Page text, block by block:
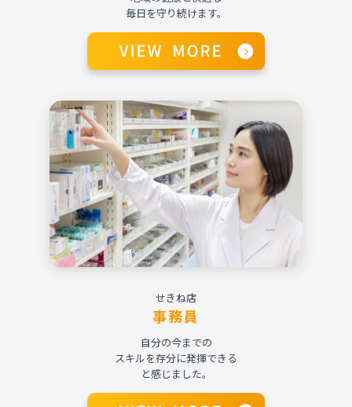
毎日を守り続けます。
せきね店
事務員
自分の今までの
スキルを存分に発揮できる
と感じました。